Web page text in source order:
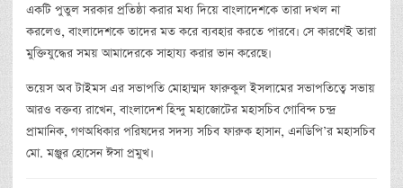
একটি পুতুল সরকার প্রতিষ্ঠা করার মধ্য দিয়ে বাংলাদেশকে তারা দখল না
করলেও, বাংলাদেশকে তাদের মত করে ব্যবহার করতে পারবে। সে কারণেই তারা
মুক্তিযুদ্ধের সময় আমাদেরকে সাহায্য করার ভান করেছে।
ভয়েস অব টাইমস এর সভাপতি মোহাম্মদ ফারুকুল ইসলামের সভাপতিত্বে সভায়
আরও বক্তব্য রাখেন, বাংলাদেশ হিন্দু মহাজোটের মহাসচিব গোবিন্দ চন্দ্র
প্রামানিক, গণঅধিকার পরিষদের সদস্য সচিব ফারুক হাসান, এনডিপি’র মহাসচিব
মো. মঞ্জুর হোসেন ঈসা প্রমুখ।